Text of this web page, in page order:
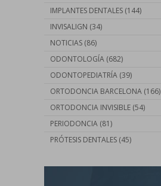
IMPLANTES DENTALES (144)
INVISALIGN (34)
NOTICIAS (86)
ODONTOLOGÍA (682)
ODONTOPEDIATRÍA (39)
ORTODONCIA BARCELONA (166)
ORTODONCIA INVISIBLE (54)
PERIODONCIA (81)
PRÓTESIS DENTALES (45)